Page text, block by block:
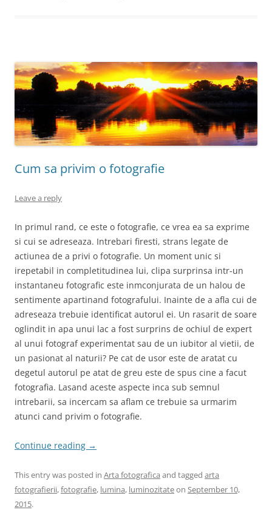
Cum sa privim o fotografie
Leave a reply
In primul rand, ce este o fotografie, ce vrea ea sa exprime
si cui se adreseaza. Intrebari firesti, strans legate de
actiunea de a privi o fotografie. Un moment unic si
irepetabil in completitudinea lui, clipa surprinsa intr-un
instantaneu fotografic este inmconjurata de un halou de
sentimente apartinand fotografului. Inainte de a afla cui de
adreseaza trebuie identificat autorul ei. Un rasarit de soare
oglindit in apa unui lac a fost surprins de ochiul de expert
al unui fotograf experimentat sau de un iubitor al vietii, de
un pasionat al naturii? Pe cat de usor este de aratat cu
degetul autorul pe atat de greu este de spus cine a facut
fotografia. Lasand aceste aspecte inca sub semnul
intrebarii, sa incercam sa aflam ce trebuie sa urmarim
atunci cand privim o fotografie.
Continue reading →
This entry was posted in Arta fotografica and tagged arta
fotografierii,fotografie, lumina, luminozitateon September 10,
2015.